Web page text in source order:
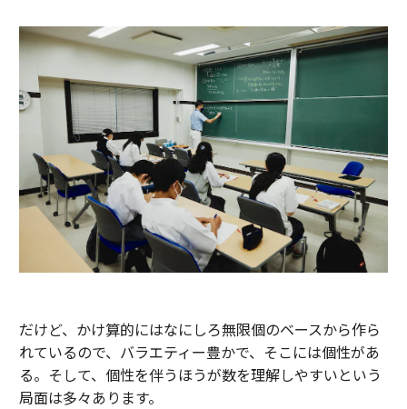
だけど、かけ算的にはなにしろ無限個のベースから作ら
れているので、バラエティー豊かで、そこには個性があ
る。そして、個性を伴うほうが数を理解しやすいという
局面は多々あります。